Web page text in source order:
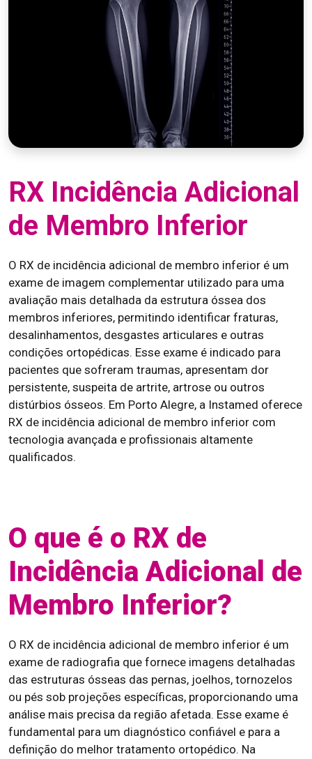
RX Incidência Adicional
de Membro Inferior
O RX de incidência adicional de membro inferior é um
exame de imagem complementar utilizado para uma
avaliação mais detalhada da estrutura óssea dos
membros inferiores, permitindo identificar fraturas,
desalinhamentos, desgastes articulares e outras
condições ortopédicas. Esse exame é indicado para
pacientes que sofreram traumas, apresentam dor
persistente, suspeita de artrite, artrose ou outros
distúrbios ósseos. Em Porto Alegre, a Instamed oferece
RX de incidência adicional de membro inferior com
tecnologia avançada e profissionais altamente
qualificados.
O que é o RX de
Incidência Adicional de
Membro Inferior?
O RX de incidência adicional de membro inferior é um
exame de radiografia que fornece imagens detalhadas
das estruturas ósseas das pernas, joelhos, tornozelos
ou pés sob projeções específicas, proporcionando uma
análise mais precisa da região afetada. Esse exame é
fundamental para um diagnóstico confiável e para a
definição do melhor tratamento ortopédico. Na